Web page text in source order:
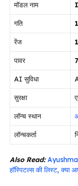
मॉडल नाम
गति
रेंज
पावर
AI सुविधा
सुरक्षा
लॉन्च स्थान
लॉन्चकर्ता
Also Read:
हॉस्पिटल्स की लिस्ट, क्या